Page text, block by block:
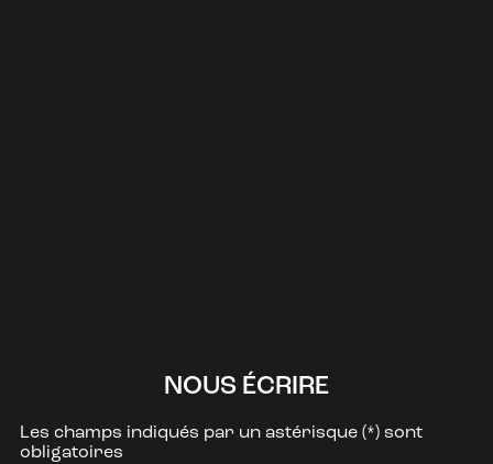
NOUS ÉCRIRE
Les champs indiqués par un astérisque (*) sont
obligatoires